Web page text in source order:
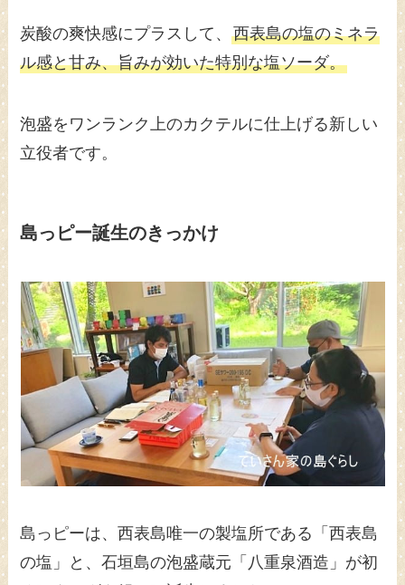
炭酸の爽快感にプラスして、西表島の塩のミネラ
ル感と甘み、旨みが効いた特別な塩ソーダ。
泡盛をワンランク上のカクテルに仕上げる新しい
立役者です。
島っピー誕生のきっかけ
島っピーは、西表島唯一の製塩所である「西表島
の塩」と、石垣島の泡盛蔵元「八重泉酒造」が初